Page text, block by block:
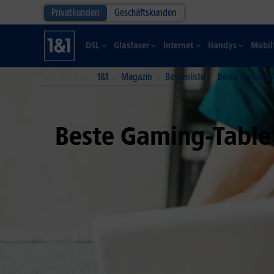
Privatkunden Geschäftskunden
DSL Glasfaser Internet Handys
1&1 Magazin Bestenliste Beste
Beste Gaming-